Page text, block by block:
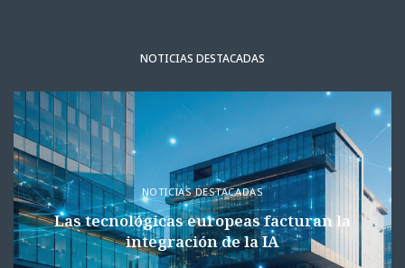
NOTICIAS DESTACADAS
NOTICIAS DESTACADAS
Las tecnológicas europeas facturan la
integración de la IA